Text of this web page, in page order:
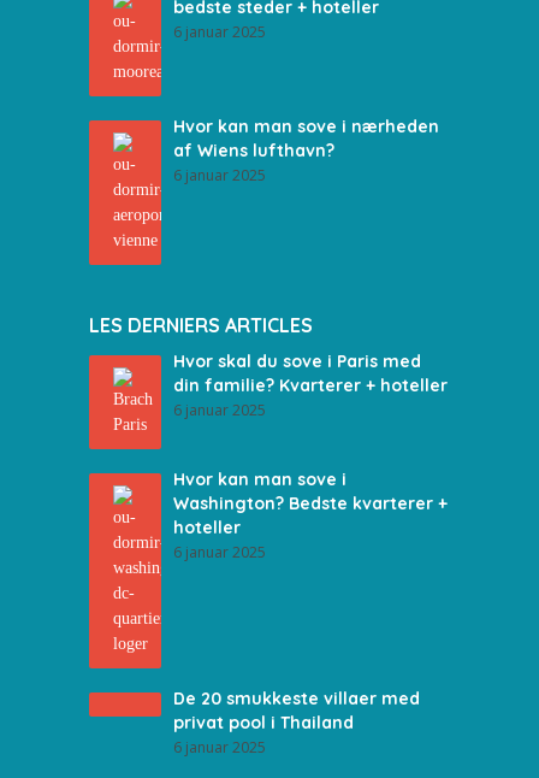
bedste steder + hoteller
6 januar 2025
Hvor kan man sove i nærheden
af Wiens lufthavn?
6 januar 2025
LES DERNIERS ARTICLES
Hvor skal du sove i Paris med
din familie? Kvarterer + hoteller
6 januar 2025
Hvor kan man sove i
Washington? Bedste kvarterer +
hoteller
6 januar 2025
De 20 smukkeste villaer med
privat pool i Thailand
6 januar 2025